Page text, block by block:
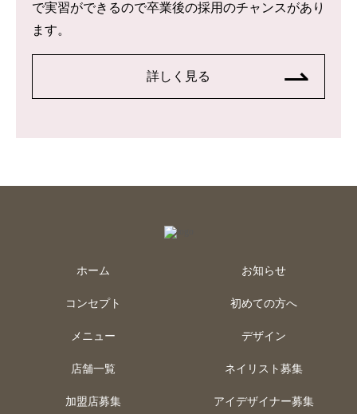
で実習ができるので卒業後の採用のチャンスがあり
ます。
詳しく見る
ホーム
コンセプト
メニュー
店舗一覧
加盟店募集
お知らせ
初めての方へ
デザイン
ネイリスト募集
アイデザイナー募集